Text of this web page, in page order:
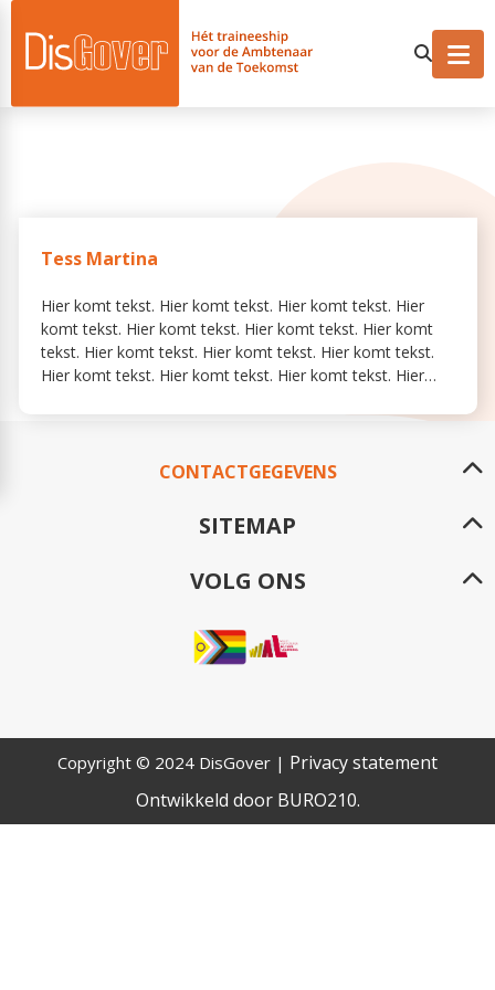
Tess Martina
Hier komt tekst. Hier komt tekst. Hier komt tekst. Hier
komt tekst. Hier komt tekst. Hier komt tekst. Hier komt
tekst. Hier komt tekst. Hier komt tekst. Hier komt tekst.
Hier komt tekst. Hier komt tekst. Hier komt tekst. Hier
tekst. Hier komt tekst. Hier komt tekst. Hier komt tekst.
komt tekst. Hier komt tekst.
CONTACTGEGEVENS
SITEMAP
VOLG ONS
Copyright © 2024 DisGover | Privacy statement
Ontwikkeld door BURO210.